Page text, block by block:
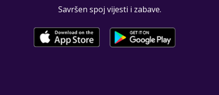
Savršen spoj vijesti i zabave.